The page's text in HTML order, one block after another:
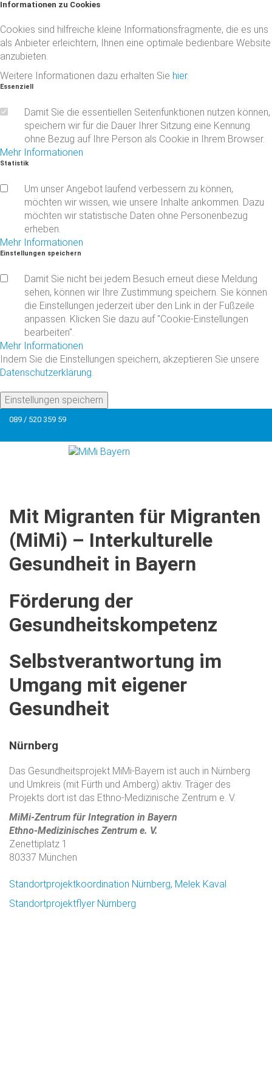
Informationen zu Cookies
Cookies sind hilfreiche kleine Informationsfragmente, die es uns
als Anbieter erleichtern, Ihnen eine optimale bedienbare Website
anzubieten.
Weitere Informationen dazu erhalten Sie hier.
Essenziell
Damit Sie die essentiellen Seitenfunktionen nutzen können,
speichern wir für die Dauer Ihrer Sitzung eine Kennung
ohne Bezug auf Ihre Person als Cookie in Ihrem Browser.
Mehr Informationen
Statistik
Um unser Angebot laufend verbessern zu können,
möchten wir wissen, wie unsere Inhalte ankommen. Dazu
möchten wir statistische Daten ohne Personenbezug
erheben.
Mehr Informationen
Einstellungen speichern
Damit Sie nicht bei jedem Besuch erneut diese Meldung
sehen, können wir Ihre Zustimmung speichern. Sie können
die Einstellungen jederzeit über den Link in der Fußzeile
anpassen. Klicken Sie dazu auf "Cookie-Einstellungen
bearbeiten".
Mehr Informationen
Indem Sie die Einstellungen speichern, akzeptieren Sie unsere
Datenschutzerklärung.
Einstellungen speichern
089 / 520 359 59
Mit Migranten für Migranten
(MiMi) – Interkulturelle
Gesundheit in Bayern
Förderung der
Gesundheitskompetenz
Selbstverantwortung im
Umgang mit eigener
Gesundheit
Nürnberg
Das Gesundheitsprojekt MiMi-Bayern ist auch in Nürnberg
und Umkreis (mit Fürth und Amberg) aktiv. Träger des
Projekts dort ist das Ethno-Medizinische Zentrum e. V.
MiMi-Zentrum für Integration in Bayern
Ethno-Medizinisches Zentrum e. V.
Zenettiplatz 1
80337 München
Standortprojektkoordination Nürnberg, Melek Kaval
Standortprojektflyer Nürnberg